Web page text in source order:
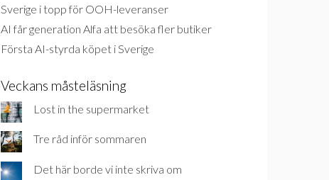
Sverige i topp för OOH-leveranser
AI får generation Alfa att besöka fler butiker
Första AI-styrda köpet i Sverige
Veckans måsteläsning
Lost in the supermarket
Tre råd inför sommaren
Det här borde vi inte skriva om